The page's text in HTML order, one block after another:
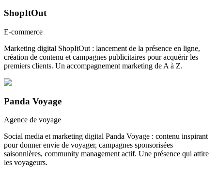
ShopItOut
E-commerce
Marketing digital ShopItOut : lancement de la présence en ligne,
création de contenu et campagnes publicitaires pour acquérir les
premiers clients. Un accompagnement marketing de A à Z.
Panda Voyage
Agence de voyage
Social media et marketing digital Panda Voyage : contenu inspirant
pour donner envie de voyager, campagnes sponsorisées
saisonnières, community management actif. Une présence qui attire
les voyageurs.